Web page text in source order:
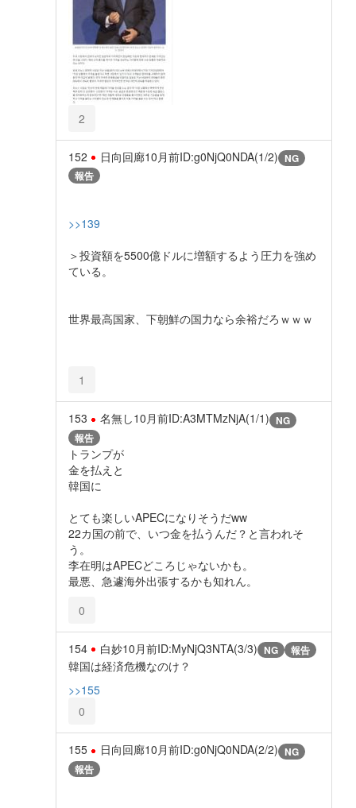
2
152 日向回廊10月前ID:g0NjQ0NDA(1/2) NG
報告
>>139
＞投資額を5500億ドルに増額するよう圧力を強め
ている。
世界最高国家、下朝鮮の国力なら余裕だろｗｗｗ
1
153 名無し10月前ID:A3MTMzNjA(1/1) NG
報告
トランプが
金を払えと
韓国に
とても楽しいAPECになりそうだww
22カ国の前で、いつ金を払うんだ？と言われそ
う。
李在明はAPECどころじゃないかも。
最悪、急遽海外出張するかも知れん。
0
154 白妙10月前ID:MyNjQ3NTA(3/3) NG 報告
韓国は経済危機なのけ？
>>155
0
155 日向回廊10月前ID:g0NjQ0NDA(2/2) NG
報告